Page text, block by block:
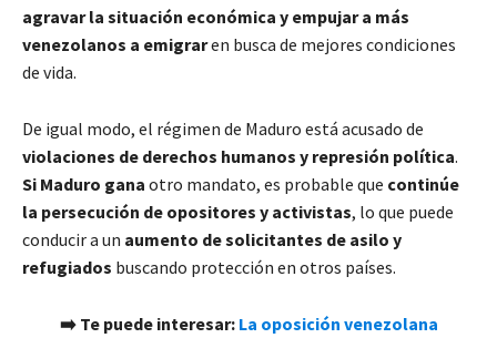
agravar la situación económica y empujar a más
venezolanos a emigraren busca de mejores condiciones
de vida.
De igual modo, el régimen de Maduro está acusado de
violaciones de derechos humanos y represión política.
Si Maduro gana otro mandato, es probable que continúe
la persecución de opositores y activistas, lo que puede
conducir a un aumento de solicitantes de asilo y
refugiados buscando protección en otros países.
➡️ Te puede interesar: La oposición venezolana